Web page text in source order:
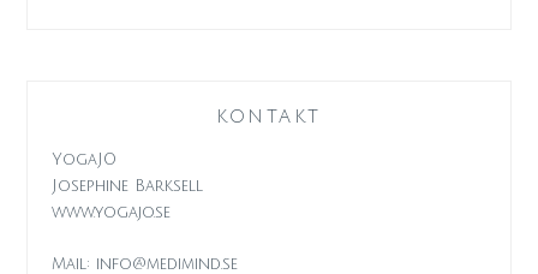
KONTAKT
YogaJO
Josephine Barksell
www.yogajo.se
Mail: info@medimind.se